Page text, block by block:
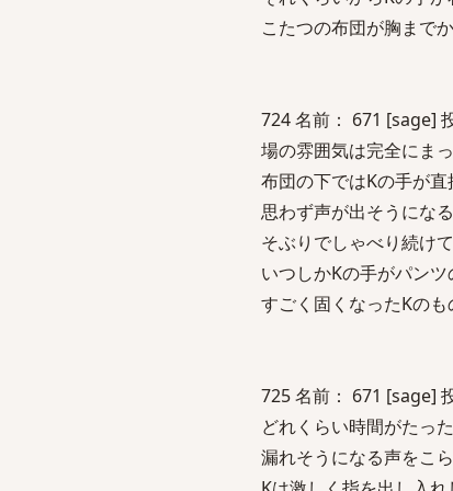
こたつの布団が胸まで
724 名前： 671 [sage]
場の雰囲気は完全にま
布団の下ではKの手が
思わず声が出そうにな
そぶりでしゃべり続け
いつしかKの手がパン
すごく固くなったKのも
725 名前： 671 [sage]
どれくらい時間がたっ
漏れそうになる声をこ